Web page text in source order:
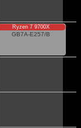
Ryzen 7 9700X
GB7A-E257/B